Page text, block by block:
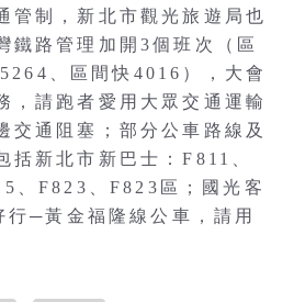
管制，新北市觀光旅遊局也
鐵路管理加開3個班次（區
、區間快4016），大會
，請跑者愛用大眾交通運輸
交通阻塞；部分公車路線及
括新北市新巴士：F811、
、F823、F823區；國光客
─黃金福隆線公車，請用